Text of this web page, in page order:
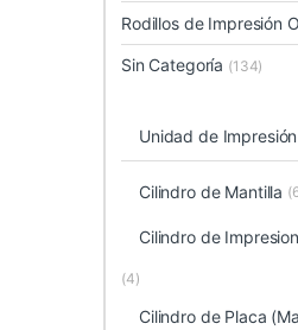
Rodillos de Impresión
Sin Categoría (134)
Unidad de Impresión
Cilindro de Mantilla
Cilindro de
(4)
Cilindro de Placa